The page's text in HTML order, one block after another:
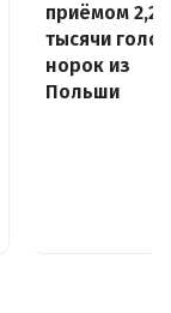
приёмом 2,2
тысячи голов
норок из
Польши